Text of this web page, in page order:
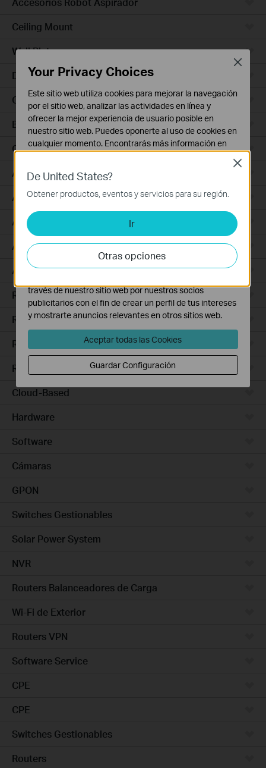
Ceiling Mount
Wall Plate
Desktop
Outdoor
Bridges
GPON
Access Plus
Aggregation
Access Max
Access
Access Pro
Routers Ethernet
Routers Wi-Fi
Routers 5G/4G
Routers Integrados
Cloud-Based
Hardware
Software
Cámaras
GPON
Switches Gestionables
Solar Power System
NVR
Routers Balanceadores de Carga
Wi-Fi de Exterior
Routers VPN
Software Service
CPE
CPE
Switches Gestionables
Routers
De United States?
Obtener productos, eventos y servicios para su región.
Ir
Otras opciones
Close
Your Privacy Choices
Este sitio web utiliza cookies para mejorar la navegación
por el sitio web, analizar las actividades en línea y
ofrecer la mejor experiencia de usuario posible en
nuestro sitio web. Puedes oponerte al uso de cookies en
cualquier momento. Encontrarás más información en
Cookies Básicas
Estas cookies son necesarias para el funcionamiento
del sitio web y no pueden desactivarse en tu sistema.
Cookies de Análisis y de Marketing
Las cookies de análisis nos permiten analizar tus
actividades en nuestro sitio web con el fin de mejorar y
adaptar la funcionalidad del mismo.
través de nuestro sitio web por nuestros socios
publicitarios con el fin de crear un perfil de tus intereses
y mostrarte anuncios relevantes en otros sitios web.
Aceptar todas las Cookies
Guardar Configuración
Close